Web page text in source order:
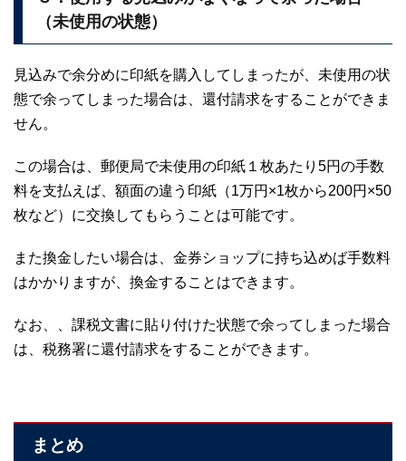
（未使用の状態）
見込みで余分めに印紙を購入してしまったが、未使用の状
態で余ってしまった場合は、還付請求をすることができま
せん。
この場合は、郵便局で未使用の印紙１枚あたり5円の手数
料を支払えば、額面の違う印紙（1万円×1枚から200円×50
枚など）に交換してもらうことは可能です。
また換金したい場合は、金券ショップに持ち込めば手数料
はかかりますが、換金することはできます。
なお、、課税文書に貼り付けた状態で余ってしまった場合
は、税務署に還付請求をすることができます。
まとめ